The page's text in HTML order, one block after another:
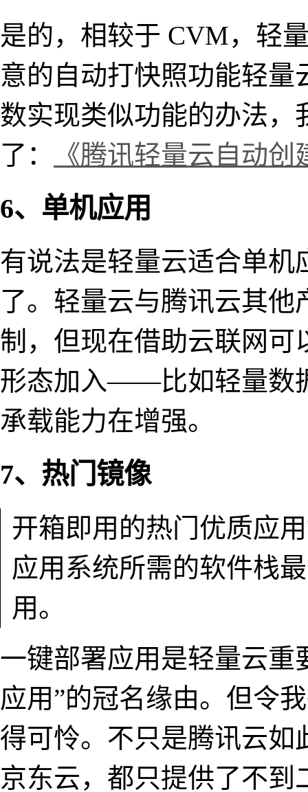
是的，相较于 CVM，轻
意的自动打快照功能轻
数实现类似功能的办法，
了：
《腾讯轻量云自动
6、单机应用
有说法是轻量云适合单机
了。轻量云与腾讯云其
制，但现在借助云联网可
形态加入——比如轻量数
承载能力在增强。
7、热门镜像
开箱即用的热门优质应
应用系统所需的软件栈
用。
一键部署应用是轻量云重
应用”的冠名缘由。但令
得可怜。不只是腾讯云如
京东云，都只提供了不